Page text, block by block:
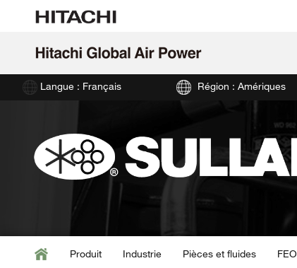
Langue : Français Région : Amériques
Produit Industrie Pièces et fluides FEO